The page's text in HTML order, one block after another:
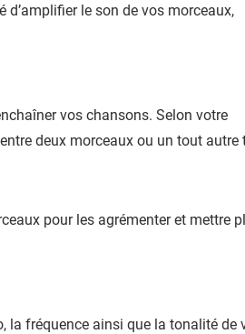
le son de vos morceaux,
vos chansons. Selon votre
deux morceaux ou un tout autre
pour les agrémenter et mettre
fréquence ainsi que la tonalité de